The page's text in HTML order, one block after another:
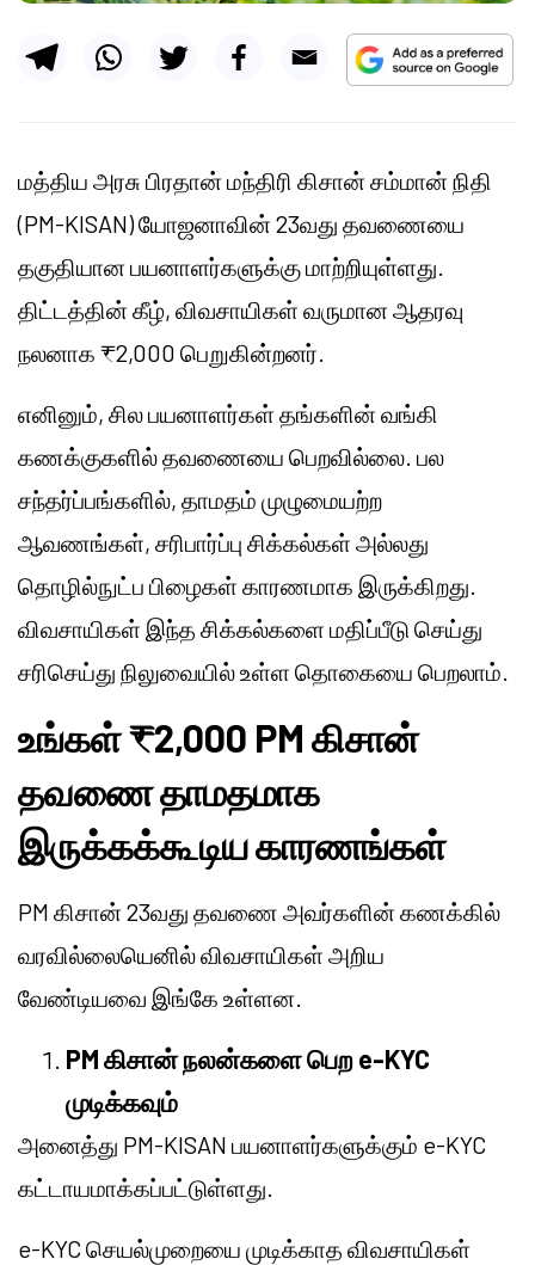
மத்திய அரசு பிரதான் மந்திரி கிசான் சம்மான் நிதி
(PM-KISAN) யோஜனாவின் 23வது தவணையை
தகுதியான பயனாளர்களுக்கு மாற்றியுள்ளது.
திட்டத்தின் கீழ், விவசாயிகள் வருமான ஆதரவு
நலனாக ₹2,000 பெறுகின்றனர்.
எனினும், சில பயனாளர்கள் தங்களின் வங்கி
கணக்குகளில் தவணையை பெறவில்லை. பல
சந்தர்ப்பங்களில், தாமதம் முழுமையற்ற
ஆவணங்கள், சரிபார்ப்பு சிக்கல்கள் அல்லது
தொழில்நுட்ப பிழைகள் காரணமாக இருக்கிறது.
விவசாயிகள் இந்த சிக்கல்களை மதிப்பீடு செய்து
சரிசெய்து நிலுவையில் உள்ள தொகையை பெறலாம்.
உங்கள் ₹2,000 PM கிசான்
தவணை தாமதமாக
இருக்கக்கூடிய காரணங்கள்
PM கிசான் 23வது தவணை அவர்களின் கணக்கில்
வரவில்லையெனில் விவசாயிகள் அறிய
வேண்டியவை இங்கே உள்ளன.
PM கிசான் நலன்களை பெற e-KYC
முடிக்கவும்
அனைத்து PM-KISAN பயனாளர்களுக்கும் e-KYC
கட்டாயமாக்கப்பட்டுள்ளது.
e-KYC செயல்முறையை முடிக்காத விவசாயிகள்